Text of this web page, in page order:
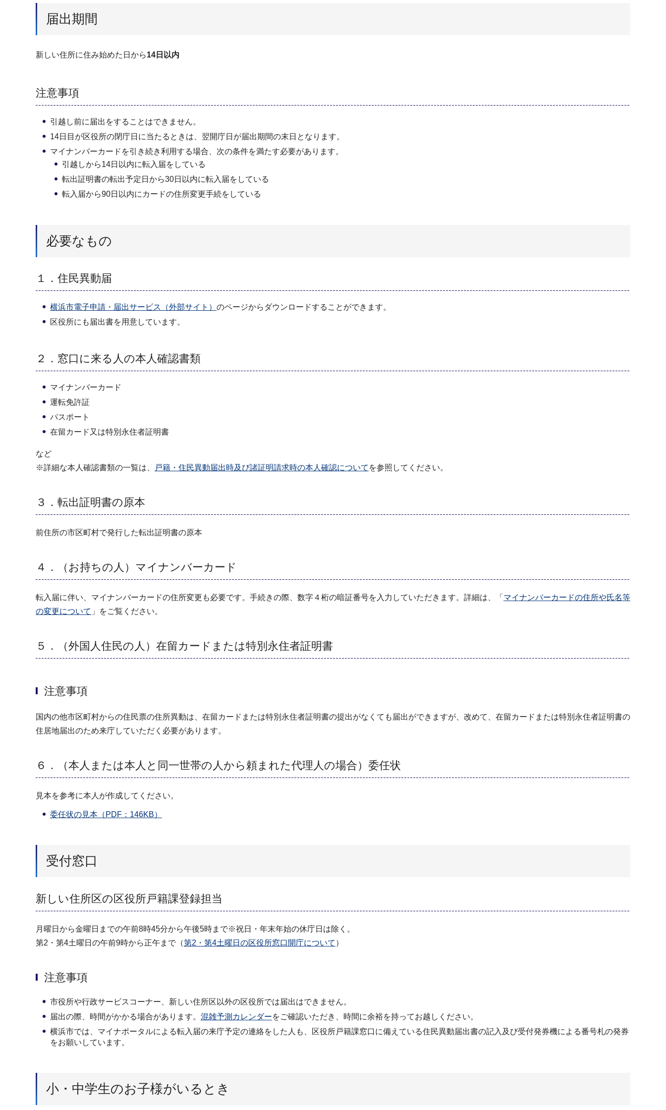
届出期間
新しい住所に住み始めた日から14日以内
注意事項
引越し前に届出をすることはできません。
14日目が区役所の閉庁日に当たるときは、翌開庁日が届出期間の末日となります。
マイナンバーカードを引き続き利用する場合、次の条件を満たす必要があります。
引越しから14日以内に転入届をしている
転出証明書の転出予定日から30日以内に転入届をしている
転入届から90日以内にカードの住所変更手続をしている
必要なもの
１．住民異動届
横浜市電子申請・届出サービス（外部サイト） のページからダウンロードすることができます。
区役所にも届出書を用意しています。
２．窓口に来る人の本人確認書類
マイナンバーカード
運転免許証
パスポート
在留カード又は特別永住者証明書
など
※詳細な本人確認書類の一覧は、
戸籍・住民異動届出時及び諸証明請求時の本人確認について を参照してください。
３．転出証明書の原本
前住所の市区町村で発行した転出証明書の原本
４．（お持ちの人）マイナンバーカード
転入届に伴い、マイナンバーカードの住所変更も必要です。手続きの際、数字４桁の暗証番号を入力していただきます。詳細は、「 マイナンバーカードの住所や氏名等
の変更について 」をご覧ください。
５．（外国人住民の人）在留カードまたは特別永住者証明書
注意事項
国内の他市区町村からの住民票の住所異動は、在留カードまたは特別永住者証明書の提出がなくても届出ができますが、改めて、在留カードまたは特別永住者証明書の
住居地届出のため来庁していただく必要があります。
６．（本人または本人と同一世帯の人から頼まれた代理人の場合）委任状
見本を参考に本人が作成してください。
委任状の見本（PDF：146KB）
受付窓口
新しい住所区の区役所戸籍課登録担当
月曜日から金曜日までの午前8時45分から午後5時まで※祝日・年末年始の休庁日は除く。
第2・第4土曜日の午前9時から正午まで（第2・第4土曜日の区役所窓口開庁について ）
注意事項
市役所や行政サービスコーナー、新しい住所区以外の区役所では届出はできません。
届出の際、時間がかかる場合があります。 混雑予測カレンダーをご確認いただき、時間に余裕を持ってお越しください。
横浜市では、マイナポータルによる転入届の来庁予定の連絡をした人も、区役所戸籍課窓口に備えている住民異動届出書の記入及び受付発券機による番号札の発券
をお願いしています。
小・中学生のお子様がいるとき